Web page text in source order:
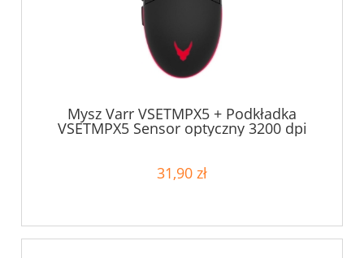
Mysz Varr VSETMPX5 + Podkładka
VSETMPX5 Sensor optyczny 3200 dpi
31,90 zł